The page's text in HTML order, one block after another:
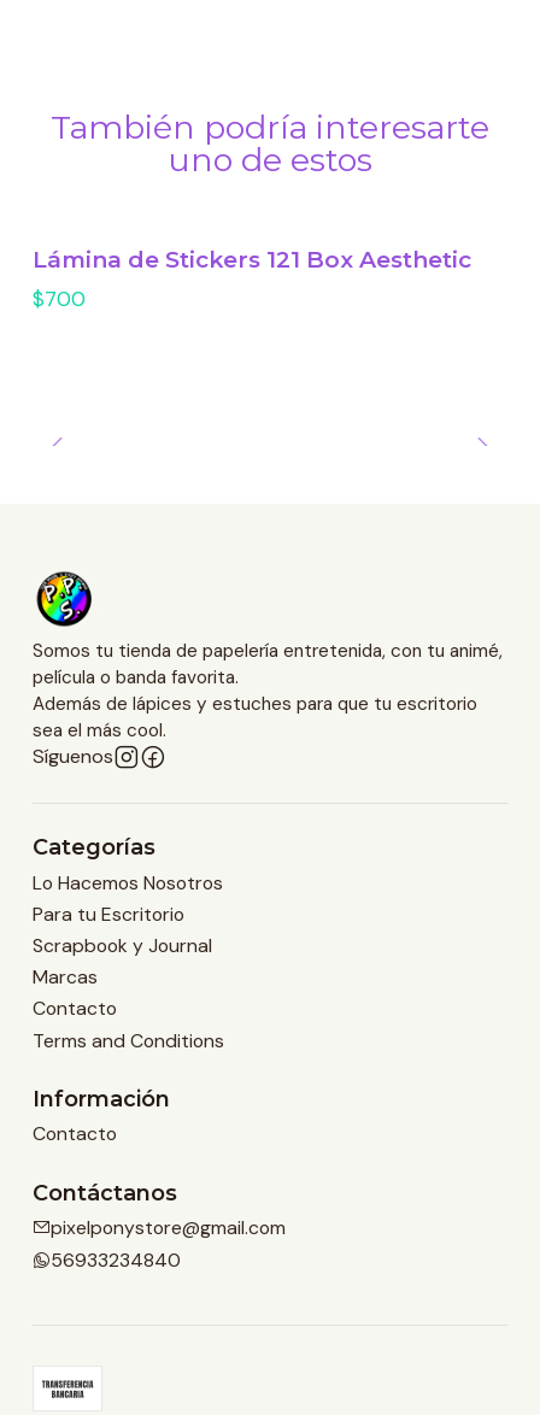
También podría interesarte
uno de estos
Lámina de Stickers 121 Box Aesthetic
$700
Somos tu tienda de papelería entretenida, con tu animé,
película o banda favorita.
Además de lápices y estuches para que tu escritorio
sea el más cool.
Síguenos
Categorías
Lo Hacemos Nosotros
Para tu Escritorio
Scrapbook y Journal
Marcas
Contacto
Terms and Conditions
Información
Contacto
Contáctanos
pixelponystore@gmail.com
56933234840